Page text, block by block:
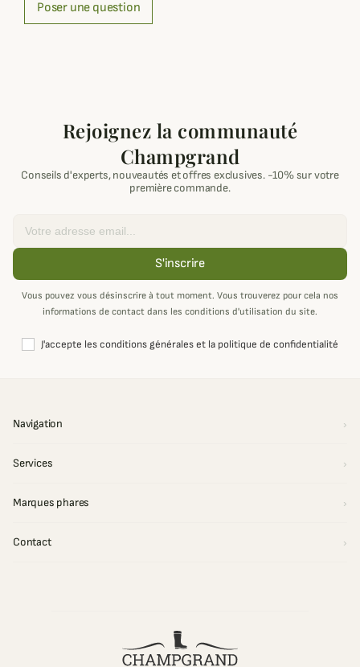
Poser une question
Rejoignez la communauté
Champgrand
Conseils d'experts, nouveautés et offres exclusives. -10% sur votre
première commande.
S'inscrire
Vous pouvez vous désinscrire à tout moment. Vous trouverez pour cela nos
informations de contact dans les conditions d'utilisation du site.
J'accepte les conditions générales et la politique de confidentialité
Navigation
Services
Marques phares
Contact